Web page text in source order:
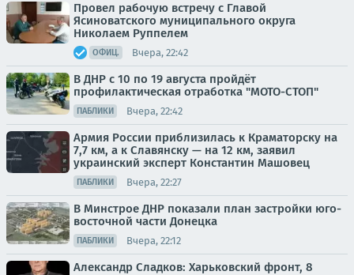
Провел рабочую встречу с Главой
Ясиноватского муниципального округа
Николаем Руппелем
ОФИЦ. Вчера, 22:42
В ДНР с 10 по 19 августа пройдёт
профилактическая отработка "МОТО-СТОП"
ПАБЛИКИ Вчера, 22:42
Армия России приблизилась к Краматорску на
7,7 км, а к Славянску — на 12 км, заявил
украинский эксперт Константин Машовец
ПАБЛИКИ Вчера, 22:27
В Минстрое ДНР показали план застройки юго-
восточной части Донецка
ПАБЛИКИ Вчера, 22:12
Александр Сладков: Харьковский фронт, 8